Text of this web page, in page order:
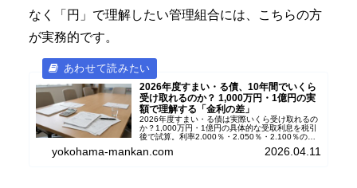
なく「円」で理解したい管理組合には、こちらの方
が実務的です。
2026年度すまい・る債、10年間でいくら
受け取れるのか？ 1,000万円・1億円の実
額で理解する「金利の差」
2026年度すまい・る債は実際いくら受け取れるの
か？1,000万円・1億円の具体的な受取利息を税引
後で試算。利率2.000％・2.050％・2.100％の差
マンション管理士兼FP1級の筆者が分かりやすく
yokohama-mankan.com 2026.04.11